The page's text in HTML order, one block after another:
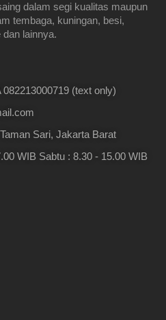
dalam segi kualitas maupun
tembaga, kuningan, besi,
lainnya.
(text only)
Sari, Jakarta Barat
WIB Sabtu : 8.30 - 15.00 WIB